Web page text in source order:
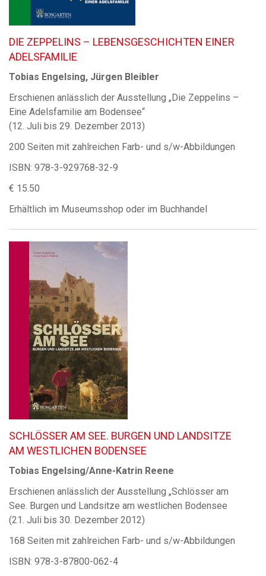
DIE ZEPPELINS – LEBENSGESCHICHTEN EINER
ADELSFAMILIE
Tobias Engelsing, Jürgen Bleibler
Erschienen anlässlich der Ausstellung „Die Zeppelins –
Eine Adelsfamilie am Bodensee“
(12. Juli bis 29. Dezember 2013)
200 Seiten mit zahlreichen Farb- und s/w-Abbildungen
ISBN: 978-3-929768-32-9
€ 15.50
Erhältlich im Museumsshop oder im Buchhandel
SCHLÖSSER AM SEE. BURGEN UND LANDSITZE
AM WESTLICHEN BODENSEE
Tobias Engelsing/Anne-Katrin Reene
Erschienen anlässlich der Ausstellung „Schlösser am
See. Burgen und Landsitze am westlichen Bodensee
(21. Juli bis 30. Dezember 2012)
168 Seiten mit zahlreichen Farb- und s/w-Abbildungen
ISBN: 978-3-87800-062-4